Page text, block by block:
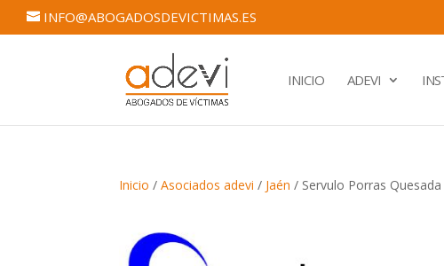
INFO@ABOGADOSDEVICTIMAS.ES
INICIO ADEVI
Inicio /Asociados adevi / Jaén / Servulo Porras Quesada